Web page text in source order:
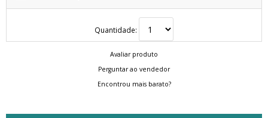
Quantidade:
Avaliar produto
Perguntar ao vendedor
Encontrou mais barato?